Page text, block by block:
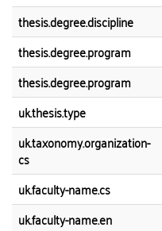
thesis.degree.discipline
thesis.degree.program
thesis.degree.program
uk.thesis.type
uk.taxonomy.organization-
cs
uk.faculty-name.cs
uk.faculty-name.en